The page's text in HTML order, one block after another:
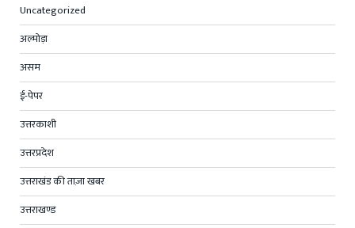
Uncategorized
अल्मोड़ा
असम
ई-पेपर
उत्तरकाशी
उत्तरप्रदेश
उत्तराखंड की ताज़ा खबर
उत्तराखण्ड